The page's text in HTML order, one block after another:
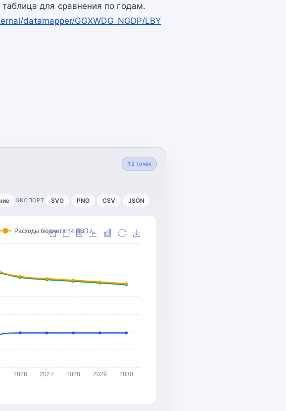
для сравнения по годам.
datamapper/GGXWDG_NGDP/LBY
12 точек
ЭКСПОРТ SVG PNG CSV JSON
2026 2027 2028 2029 2030
Расходы бюджета, % ВВП